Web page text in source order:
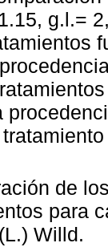
g.l.=
de
para
(L.) Willd.